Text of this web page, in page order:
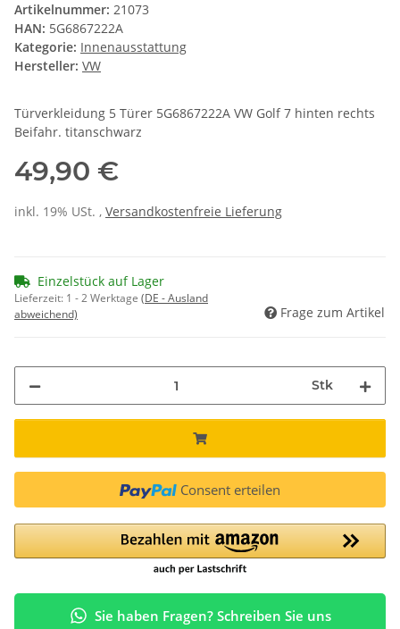
Artikelnummer: 21073
HAN: 5G6867222A
Kategorie: Innenausstattung
Hersteller: VW
Türverkleidung 5 Türer 5G6867222A VW Golf 7 hinten rechts
Beifahr. titanschwarz
49,90 €
inkl. 19% USt. , Versandkostenfreie Lieferung
Einzelstück auf Lager
Lieferzeit: 1 - 2 Werktage (DE - Ausland
abweichend)
Frage zum Artikel
Stk
Consent erteilen
Sie haben Fragen? Schreiben Sie uns